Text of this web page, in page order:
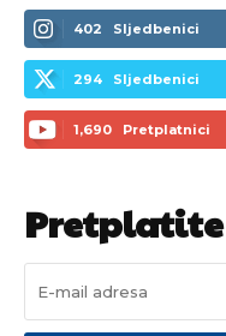
402 Sljedbenici
294 Sljedbenici
1,690 Pretplatnici
Pretplatite